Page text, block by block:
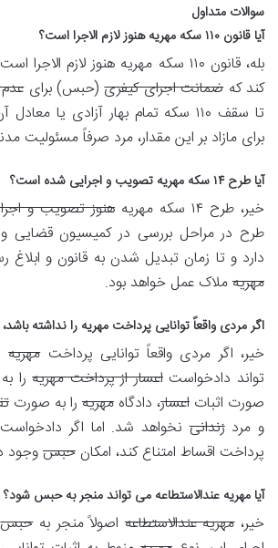
سوالات متداول
آیا قانون ۱۱۰ سکه مهریه هنوز لازم الاجرا است؟
بله، قانون ۱۱۰ سکه مهریه هنوز لازم
کند کهضمانت اجرای کیفری(حبس) برای
تا سقف ۱۱۰ سکه تمام بهار آزادی یا
برای مازاد بر این مقدار، مرد صرفاً مسئولیت
آیا طرح ۱۴ سکه مهریه تصویب و اجرایی شده است؟
خیر، طرح ۱۴ سکه مهریه هنوز تصویب و
طرح در مراحل بررسی در کمیسیون قضایی
دارد و تا زمان تبدیل شدن به قانون و
مهریهملاک عمل خواهد بود.
اگر مردی واقعاً توانایی پرداخت مهریه را نداشته
خیر، اگر مردی واقعاً توانایی پرداختمهریه
تواند دادخواستاعسار از پرداخت مهریهرا
صورت اثبات اعسار، دادگاه مهریه را به صورت
و مردزندانینخواهد شد. اما اگر
پرداخت اقساط امتناع کند، امکان حبسوجود
آیا مهریه عندالاستطاعه می تواند منجر به حبس شود؟
خیر،مهریه عندالاستطاعهاصولاً منجر بهحبس